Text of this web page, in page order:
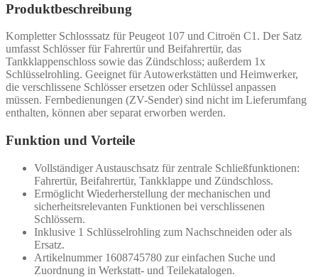
Produktbeschreibung
Kompletter Schlosssatz für Peugeot 107 und Citroën C1. Der Satz
umfasst Schlösser für Fahrertür und Beifahrertür, das
Tankklappenschloss sowie das Zündschloss; außerdem 1x
Schlüsselrohling. Geeignet für Autowerkstätten und Heimwerker,
die verschlissene Schlösser ersetzen oder Schlüssel anpassen
müssen. Fernbedienungen (ZV-Sender) sind nicht im Lieferumfang
enthalten, können aber separat erworben werden.
Funktion und Vorteile
Vollständiger Austauschsatz für zentrale Schließfunktionen:
Fahrertür, Beifahrertür, Tankklappe und Zündschloss.
Ermöglicht Wiederherstellung der mechanischen und
sicherheitsrelevanten Funktionen bei verschlissenen
Schlössern.
Inklusive 1 Schlüsselrohling zum Nachschneiden oder als
Ersatz.
Artikelnummer 1608745780 zur einfachen Suche und
Zuordnung in Werkstatt- und Teilekatalogen.